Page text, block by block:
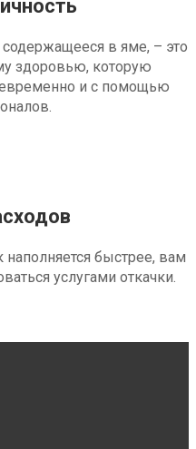
в яме, – это
здоровью, которую
и с помощью
наполняется быстрее, вам
услугами откачки.